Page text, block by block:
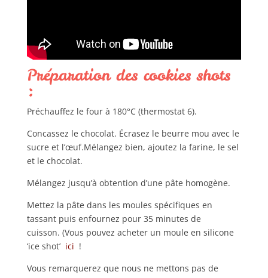
Préparation des cookies shots
:
Préchauffez le four à 180°C (thermostat 6).
Concassez le chocolat. Écrasez le beurre mou avec le
sucre et l’œuf.Mélangez bien, ajoutez la farine, le sel
et le chocolat.
Mélangez jusqu’à obtention d’une pâte homogène.
Mettez la pâte dans les moules spécifiques en
tassant puis enfournez pour 35 minutes de
cuisson. (Vous pouvez acheter un moule en silicone
‘ice shot’ ici !
Vous remarquerez que nous ne mettons pas de